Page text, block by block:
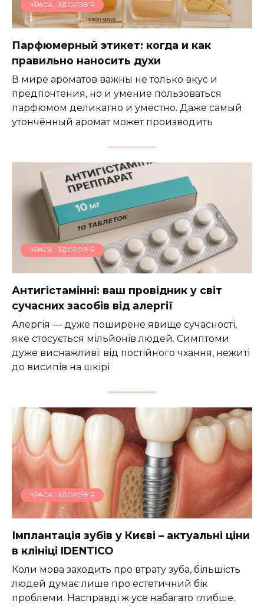
КРАСА І ЗДОРОВ'Я
Парфюмерный этикет: когда и как
правильно наносить духи
В мире ароматов важны не только вкус и
предпочтения, но и умение пользоваться
парфюмом деликатно и уместно. Даже самый
утончённый аромат может производить
КРАСА І ЗДОРОВ'Я
Антигістамінні: ваш провідник у світ
сучасних засобів від алергії
Алергія — дуже поширене явище сучасності,
яке стосується мільйонів людей. Симптоми
дуже виснажливі: від постійного чхання, нежиті
до висипів на шкірі
КРАСА І ЗДОРОВ'Я
Імплантація зубів у Києві – актуальні ціни
в клініці IDENTICO
Коли мова заходить про втрату зуба, більшість
людей думає лише про естетичний бік
проблеми. Насправді ж усе набагато глибше.